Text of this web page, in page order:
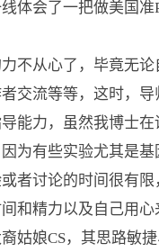
体会了一把做美国
从心了，毕竟无论
交流等等，这时，导
能力，虽然我博士
为有些实验尤其是
者讨论的时间很有
和精力以及自己用心
娘CS，其思路敏